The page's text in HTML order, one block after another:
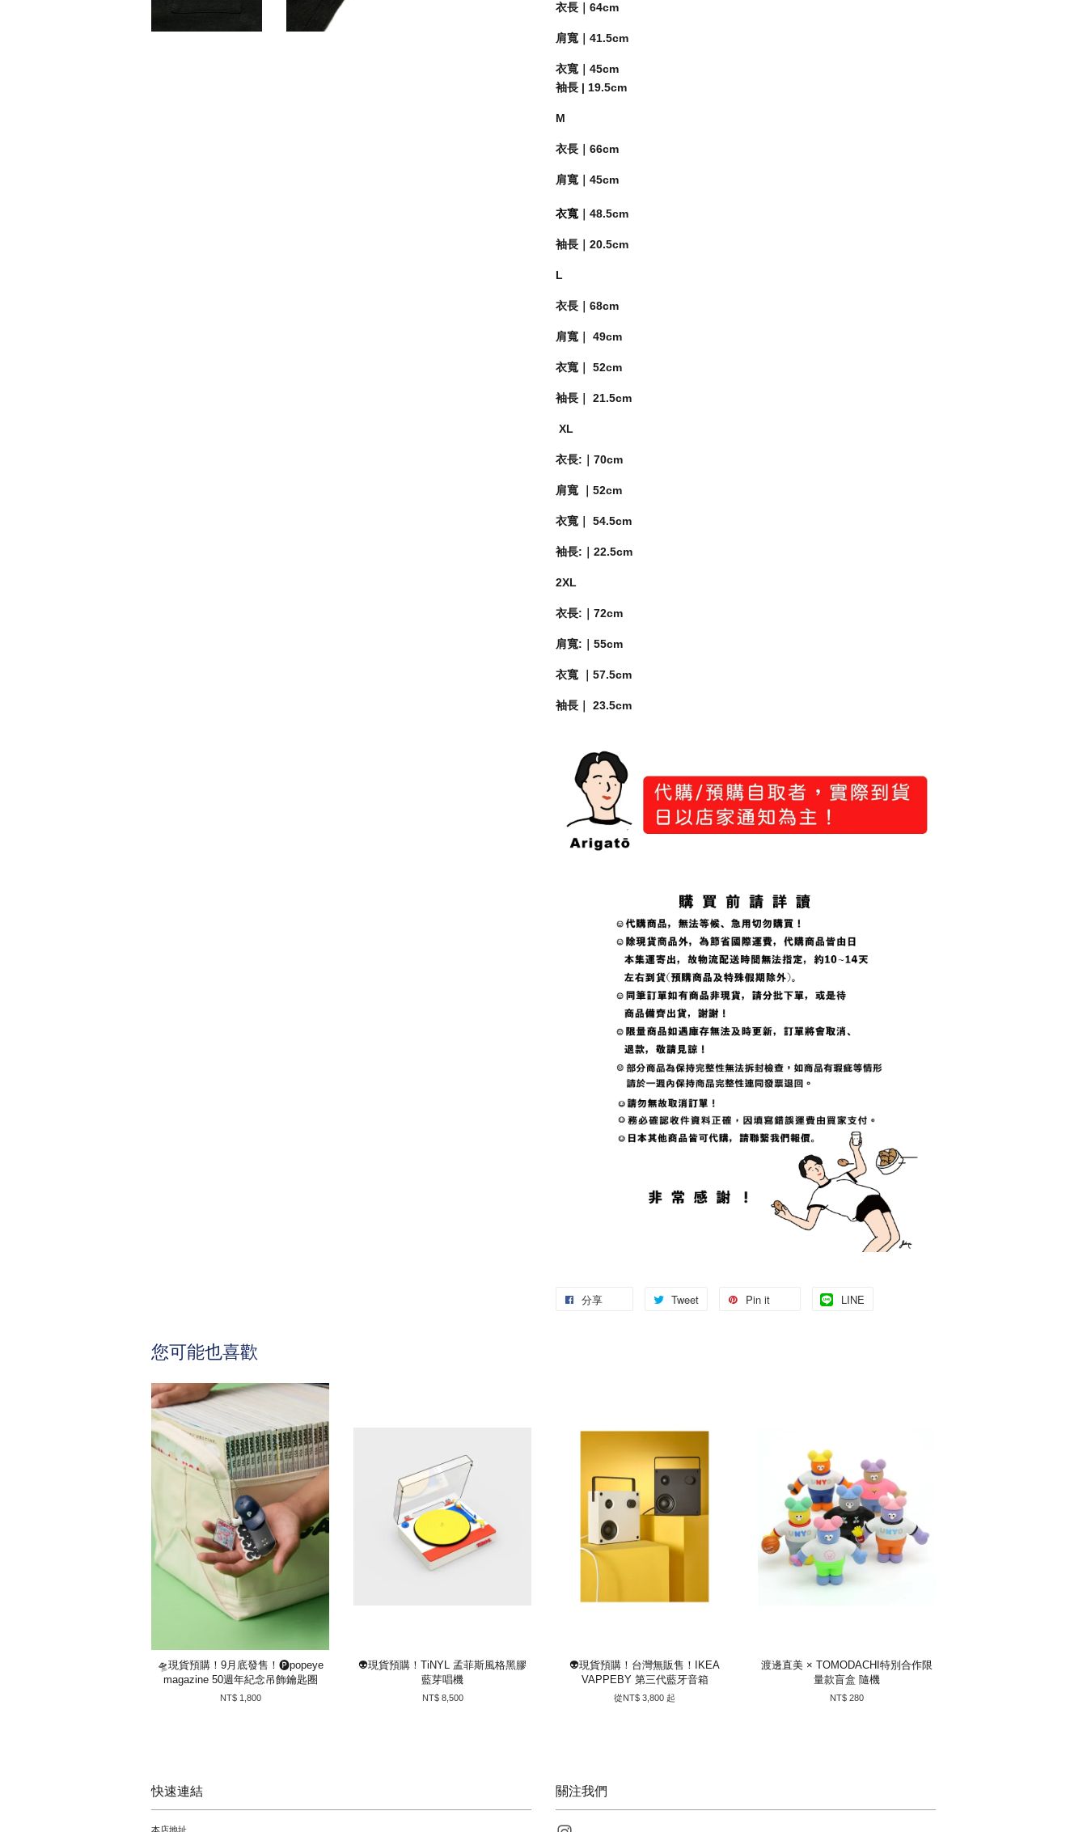
衣長｜64cm
肩寬｜41.5cm
衣寬｜45cm
袖長 | 19.5cm
M
衣長｜66cm
肩寬｜ 45cm
衣寬 48.5cm
袖長｜20.5cm
L
衣長｜68cm
肩寬｜ 49cm
衣寬｜ 52cm
袖長｜ 21.5cm
XL
衣長:｜70cm
肩寬 ｜52cm
衣寬｜ 54.5cm
袖長:｜22.5cm
2XL
衣長:｜72cm
肩寬:｜55cm
衣寬 ｜57.5cm
袖長｜ 23.5cm
分享 Tweet Pin it LINE
您可能也喜歡
🛸現貨預購！9月底發售！🅟popeye
magazine 50週年紀念吊飾鑰匙圈
NT$ 1,800
👽現貨預購！TiNYL 孟菲斯風格黑膠
藍芽唱機
NT$ 8,500
👽現貨預購！台灣無販售！IKEA
VAPPEBY 第三代藍牙音箱
從NT$ 3,800 起
渡邊直美 × TOMODACHI特別合作限
量款盲盒 隨機
NT$ 280
快速連結
本店地址
關注我們